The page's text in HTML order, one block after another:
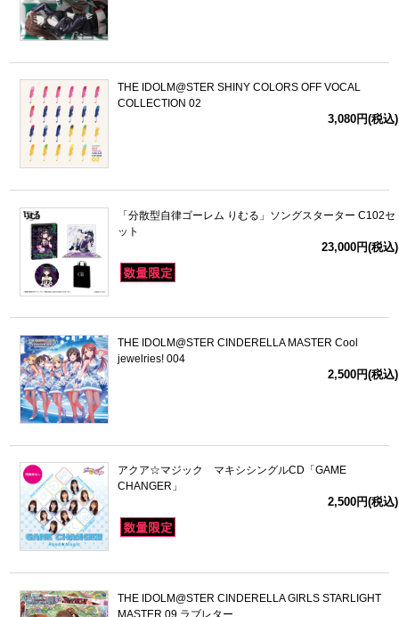
THE IDOLM@STER SHINY COLORS OFF VOCAL
COLLECTION 02
3,080円(税込)
「分散型自律ゴーレム りむる」ソングスターター C102セ
ット
23,000円(税込)
THE IDOLM@STER CINDERELLA MASTER Cool
jewelries! 004
2,500円(税込)
アクア☆マジック マキシシングルCD「GAME
CHANGER」
2,500円(税込)
THE IDOLM@STER CINDERELLA GIRLS STARLIGHT
MASTER 09 ラブレター